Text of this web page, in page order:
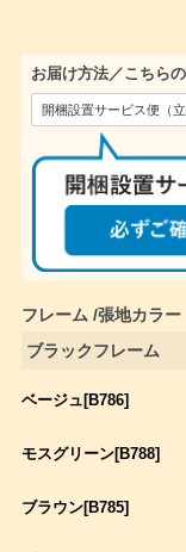
お届け方法／こちら
フレーム 張地カラー
ブラックフレーム
ベージュ[B786]
モスグリーン[B788]
ブラウン[B785]